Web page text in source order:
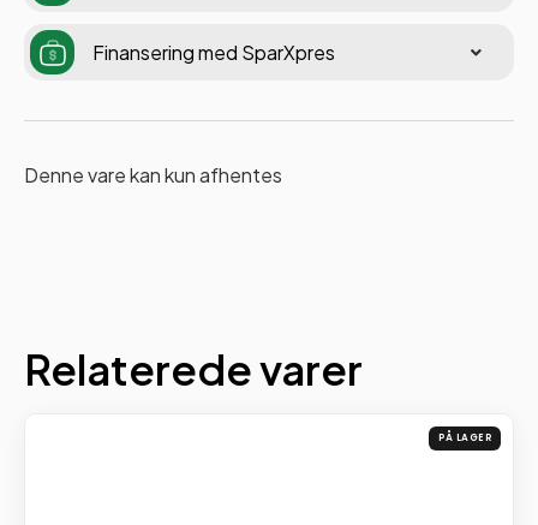
Finansering med SparXpres
Denne vare kan kun afhentes
Relaterede varer
PÅ LAGER